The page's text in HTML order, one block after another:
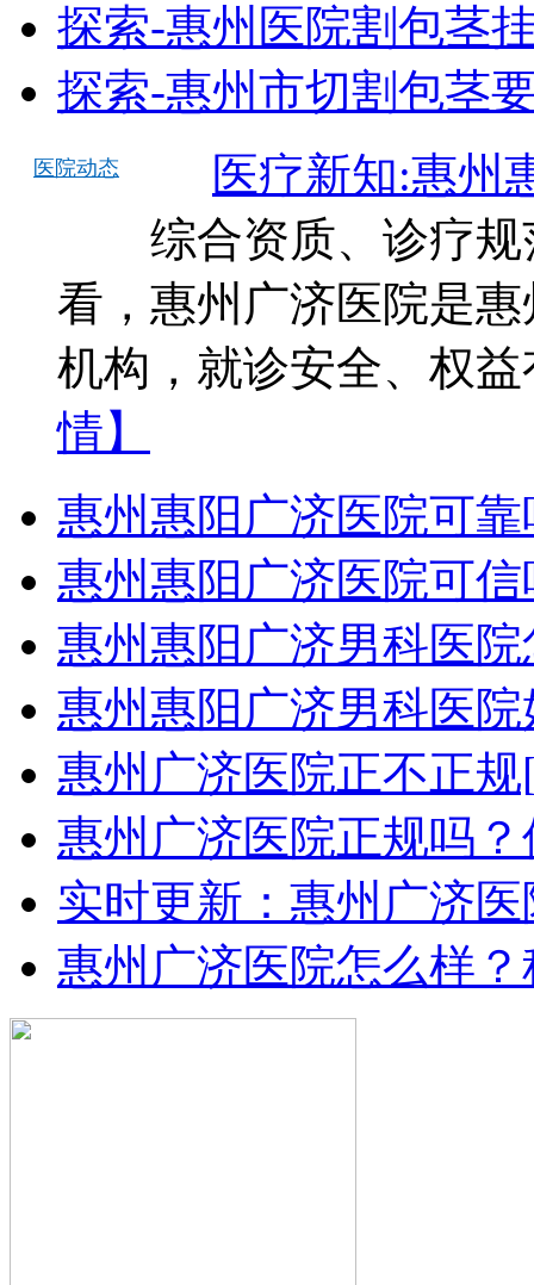
探索-惠州医院割包茎
探索-惠州市切割包茎
医院动态
医疗新知:惠州
综合资质、诊疗规
看，惠州广济医院是
机构，就诊安全、权
情】
惠州惠阳广济医院可靠
惠州惠阳广济医院可信
惠州惠阳广济男科医院
惠州惠阳广济男科医院
惠州广济医院正不正
惠州广济医院正规吗？
实时更新：惠州广济医
惠州广济医院怎么样？